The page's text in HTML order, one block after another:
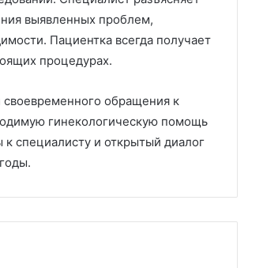
выявленных проблем,
Пациентка всегда получает
процедурах.
своевременного обращения к
гинекологическую помощь
специалисту и открытый диалог